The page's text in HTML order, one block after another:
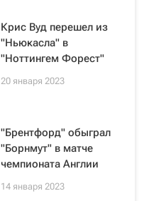
Крис Вуд перешел из
"Ньюкасла" в
"Ноттингем Форест"
20 января 2023
"Брентфорд" обыграл
"Борнмут" в матче
чемпионата Англии
14 января 2023